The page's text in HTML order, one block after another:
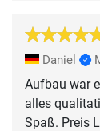
Daniel
Aufbau war
alles
Spaß. Preis